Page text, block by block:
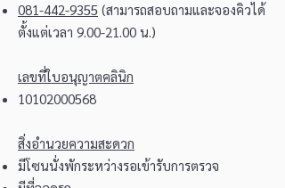
081-442-9355 (สามารถสอบถามและจองคิวได้
ตั้งแต่เวลา 9.00-21.00 น.)
เลขที่ใบอนุญาตคลินิก
10102000568
สิ่งอำนวยความสะดวก
มีโซนนั่งพักระหว่างรอเข้ารับการตรวจ